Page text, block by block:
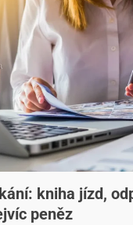
kniha jízd,
peněz